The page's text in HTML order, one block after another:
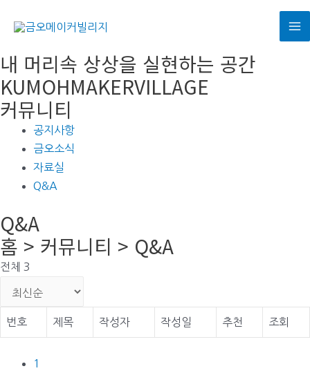
로
건
너
내 머리속 상상을 실현하는 공간
KUMOHMAKERVILLAGE
커뮤니티
공지사항
금오소식
자료실
Q&A
Q&A
홈 > 커뮤니티 > Q&A
전체 3
번호 제목 작성자 작성일 추천 조회
1